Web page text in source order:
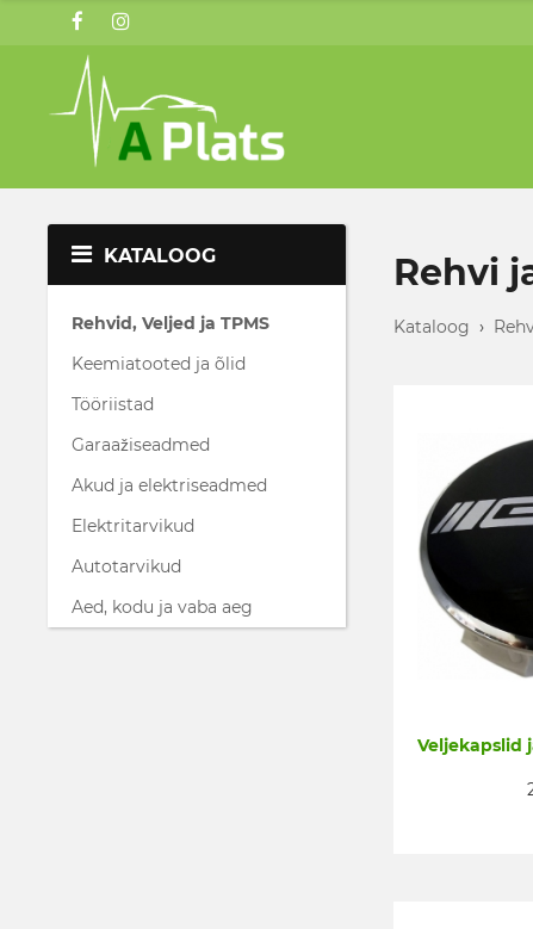
KATALOOG
Rehvid, Veljed ja TPMS
Keemiatooted ja õlid
Tööriistad
Garaažiseadmed
Akud ja elektriseadmed
Elektritarvikud
Autotarvikud
Aed, kodu ja vaba aeg
Rehvi
Kataloog ›
Veljekapslid